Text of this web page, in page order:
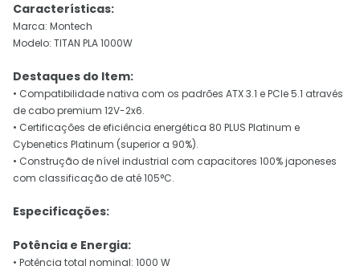
Características:
Marca: Montech
Modelo: TITAN PLA 1000W
Destaques do Item:
• Compatibilidade nativa com os padrões ATX 3.1 e PCIe 5.1 através
de cabo premium 12V-2x6.
• Certificações de eficiência energética 80 PLUS Platinum e
Cybenetics Platinum (superior a 90%).
• Construção de nível industrial com capacitores 100% japoneses
com classificação de até 105°C.
Especificações:
Potência e Energia:
• Potência total nominal: 1000 W